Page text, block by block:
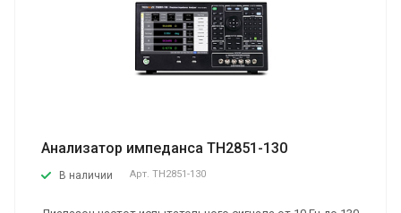
Анализатор импеданса TH2851-130
В наличии Арт. TH2851-130